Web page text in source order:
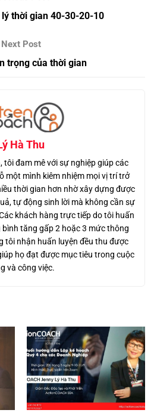
lý thời gian 40-30-20-10
trọng của thời gian
Hà Thu
tôi đam mê với sự nghiệp giúp các
một mình kiêm nhiệm mọi vị trí trở
thời gian hơn nhờ xây dựng được
tự động sinh lời mà không cần sự
khách hàng trực tiếp do tôi huấn
bình tăng gấp 2 hoặc 3 mức thông
tôi nhận huấn luyện đều thu được
họ đạt được mục tiêu trong cuộc
và công việc.